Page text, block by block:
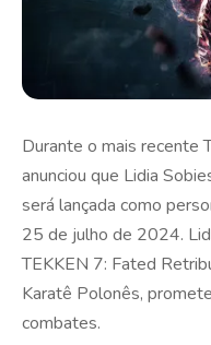
Durante o mais recente
anunciou que Lidia
será lançada como
25 de julho de 2024.
TEKKEN 7: Fated
Karatê Polonês,
combates.